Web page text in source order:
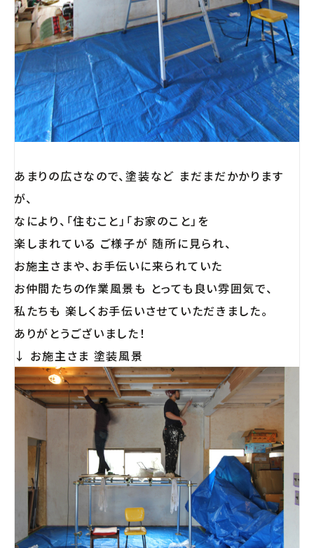
あまりの広さなので、塗装など まだまだかかります
が、
なにより、「住むこと」「お家のこと」を
楽しまれている ご様子が 随所に見られ、
お施主さまや、お手伝いに来られていた
お仲間たちの作業風景も とっても良い雰囲気で、
私たちも 楽しくお手伝いさせていただきました。
ありがとうございました！
↓ お施主さま 塗装風景